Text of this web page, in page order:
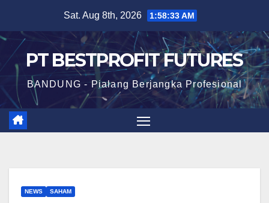
content
Sat. Aug 8th, 2026 1:58:33 AM
PT BESTPROFIT FUTURES
BANDUNG - Pialang Berjangka Profesional
NEWS SAHAM